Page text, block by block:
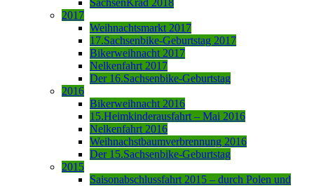
2017
Weihnachtsmarkt 2017
17.Sachsenbike-Geburtstag 2017
Bikerweihnacht 2017
Nelkenfahrt 2017
Der 16.Sachsenbike-Geburtstag
2016
Bikerweihnacht 2016
15.Heimkinderausfahrt – Mai 2016
Nelkenfahrt 2016
Weihnachstbaumverbrennung 2016
Der 15.Sachsenbike-Geburtstag
2015
Saisonabschlussfahrt 2015 – durch Polen und